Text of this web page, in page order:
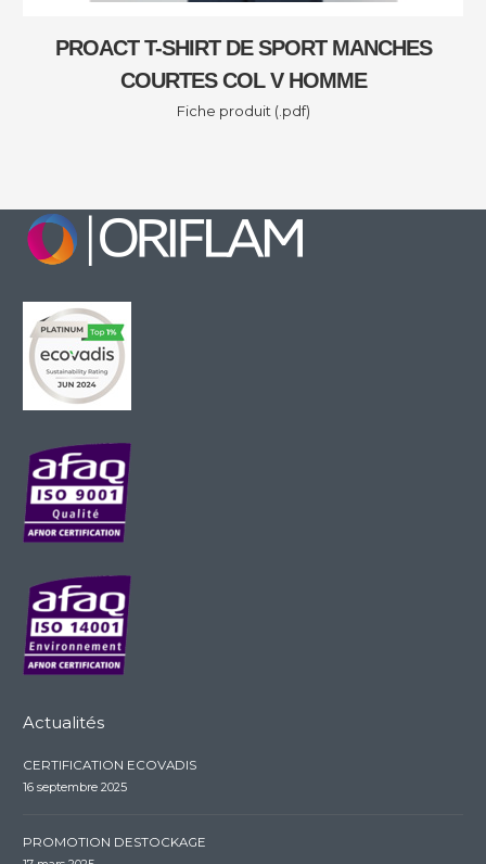
MIZUNO CORE SHORT SLEEVE TEE
Fiche produit (.pdf)
Actualités